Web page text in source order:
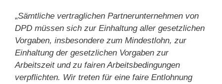
„Sämtliche vertraglichen Partnerunternehmen von
DPD müssen sich zur Einhaltung aller gesetzlichen
Vorgaben, insbesondere zum Mindestlohn, zur
Einhaltung der gesetzlichen Vorgaben zur
Arbeitszeit und zu fairen Arbeitsbedingungen
verpflichten. Wir treten für eine faire Entlohnung